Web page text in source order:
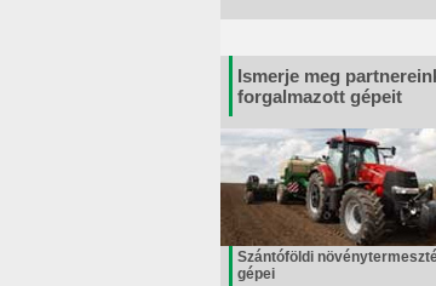
Ismerje meg
forgalmazott gépeit
Szántóföldi
gépei